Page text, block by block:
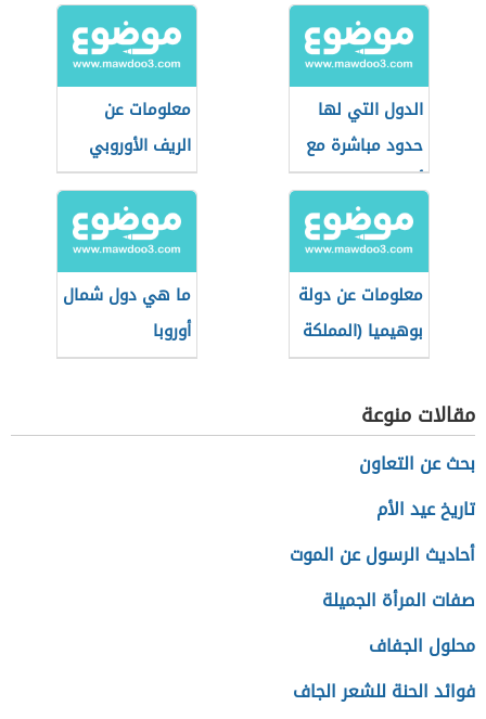
الدول التي لها
حدود مباشرة مع
ألبانيا
معلومات عن
الريف الأوروبي
معلومات عن دولة
بوهيميا (المملكة
البوهيمية)
ما هي دول شمال
أوروبا
مقالات منوعة
بحث عن التعاون
تاريخ عيد الأم
أحاديث الرسول عن الموت
صفات المرأة الجميلة
محلول الجفاف
فوائد الحنة للشعر الجاف